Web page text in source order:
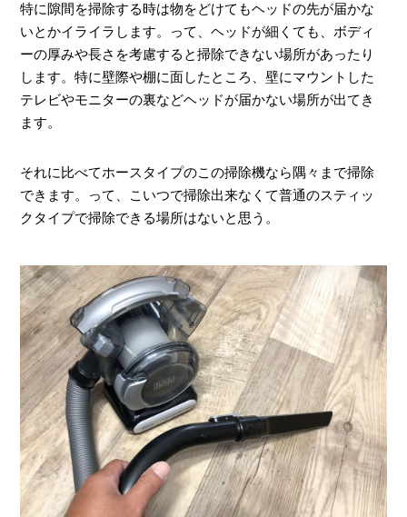
特に隙間を掃除する時は物をどけてもヘッドの先が届かな
いとかイライラします。って、ヘッドが細くても、ボディ
ーの厚みや長さを考慮すると掃除できない場所があったり
します。特に壁際や棚に面したところ、壁にマウントした
テレビやモニターの裏などヘッドが届かない場所が出てき
ます。
それに比べてホースタイプのこの掃除機なら隅々まで掃除
できます。って、こいつで掃除出来なくて普通のスティッ
クタイプで掃除できる場所はないと思う。